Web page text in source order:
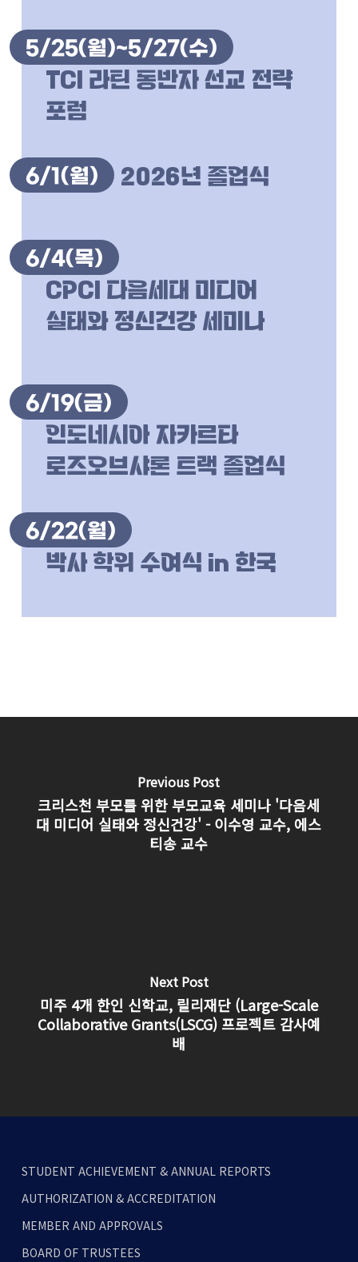
5/25(월)~5/27(수)
TCI 라틴 동반자 선교 전략
포럼
6/1 (월) 2026년 졸업식
6/4(목)
CPCI 다음세대 미디어
실태와 정신건강 세미나
6/19(금)
인도네시아 자카르타
로즈오브샤론 트랙 졸업식
6/22(월)
박사 학위 수여식 in 한국
Previous Post
크리스천 부모를 위한 부모교육 세미나 '다음세
대 미디어 실태와 정신건강' - 이수영 교수, 에스
티송 교수
Next Post
미주 4개 한인 신학교, 릴리재단 (Large-Scale
Collaborative Grants(LSCG) 프로젝트 감사예
배
STUDENT ACHIEVEMENT & ANNUAL REPORTS
AUTHORIZATION & ACCREDITATION
MEMBER AND APPROVALS
BOARD OF TRUSTEES